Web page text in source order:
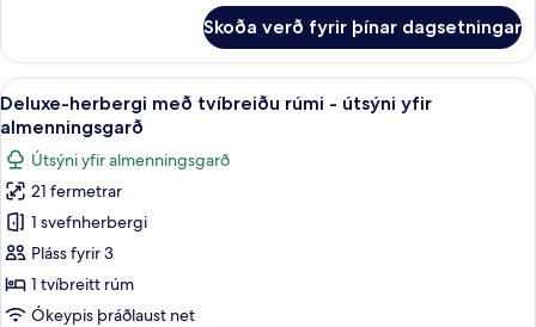
almenningsgarð
herbergi
fyrir
tvo,
tvö
útsýni
yfir
almenningsgarð
Skoða verð fyrir þínar dagsetningar
Skoða
allar
myndir
fyrir
Deluxe-
herbergi
með
tvíbreiðu
rúmi
Rúmföt af bestu gerð, dúnsængur,
6
Deluxe-herbergi með tvíbreiðu rúmi - útsýni yfir
almenningsgarð
Útsýni yfir almenningsgarð
21 fermetrar
1 svefnherbergi
Pláss fyrir 3
1 tvíbreitt rúm
Ókeypis þráðlaust net